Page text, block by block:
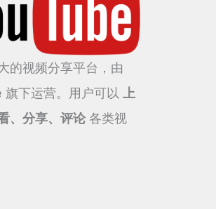
的视频分享平台，由
旗下运营。用户可以 上
、分享、评论各类视